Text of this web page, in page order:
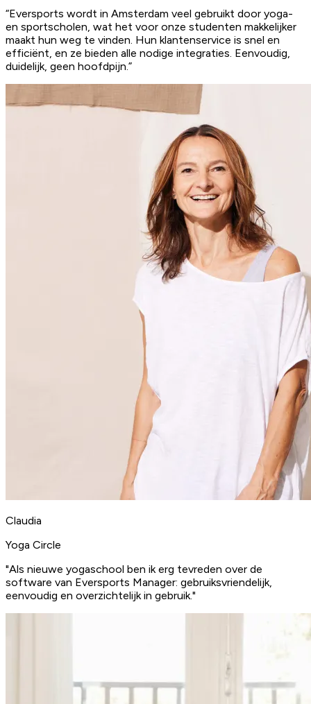
“Eversports wordt in Amsterdam veel gebruikt door yoga-
en sportscholen, wat het voor onze studenten makkelijker
maakt hun weg te vinden. Hun klantenservice is snel en
efficiënt, en ze bieden alle nodige integraties. Eenvoudig,
duidelijk, geen hoofdpijn.”
Claudia
Yoga Circle
"Als nieuwe yogaschool ben ik erg tevreden over de
software van Eversports Manager: gebruiksvriendelijk,
eenvoudig en overzichtelijk in gebruik."